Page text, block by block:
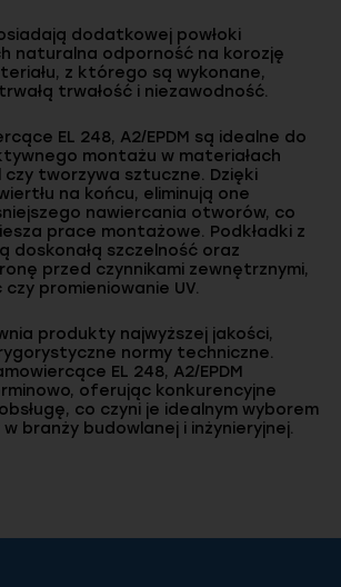
dodatkowej powłoki
naturalna odporność na korozję
z którego są wykonane,
trwałość i niezawodność.
EL 248, A2/EPDM są idealne do
montażu w materiałach
tworzywa sztuczne. Dzięki
na końcu, eliminują one
nawiercania otworów, co
prace montażowe. Podkładki z
doskonałą szczelność oraz
przed czynnikami zewnętrznymi,
promieniowanie UV.
produkty najwyższej jakości,
normy techniczne.
EL 248, A2/EPDM
oferując konkurencyjne
co czyni je idealnym wyborem
branży budowlanej i inżynieryjnej.